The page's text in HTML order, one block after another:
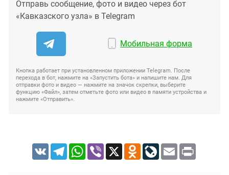
Отправь сообщение, фото и видео через бот
«Кавказского узла» в Telegram
Мобильная форма
Кнопка работает при установленном приложении Telegram. После
перехода в бот, нажмите на «Запустить бота» и напишите нам. Для
отправки фото и видео — нажмите на значок скрепки, выберите
функцию «Файл», затем отметьте фото или видео в памяти устройства и
нажмите «Отправить».
VK TelegramWhatsApp
Viber X Odnoklassniki
LiveJournal
Email Print